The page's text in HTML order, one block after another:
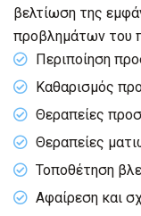
βελτίωση της
προβλημάτων του
Περιποίηση
Καθαρισμός
Θεραπείες
Θεραπείες
Τοποθέτηση
Αφαίρεση και